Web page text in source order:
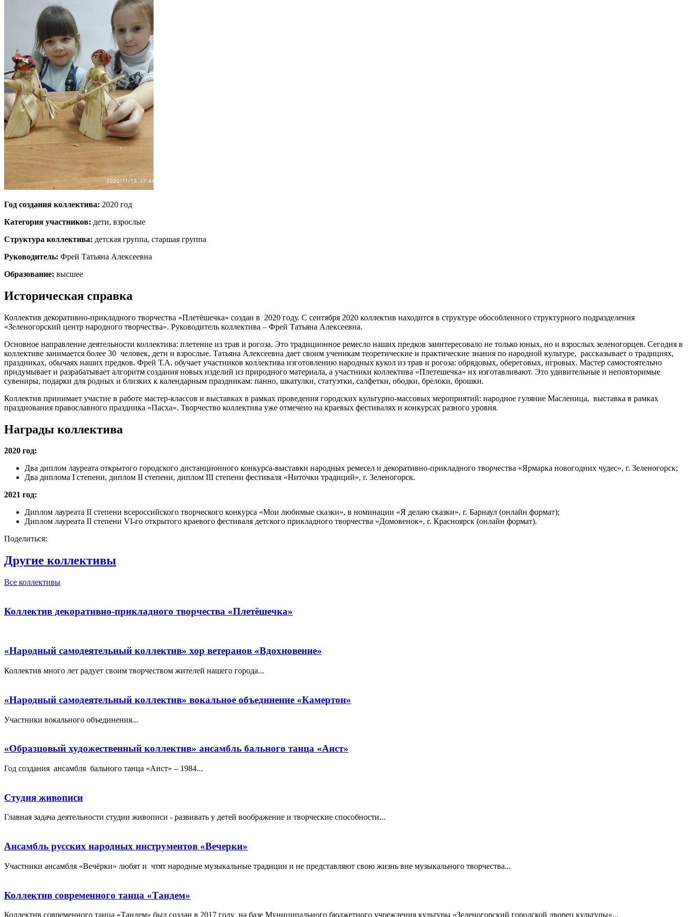
Год создания коллектива: 2020 год
Категория участников: дети, взрослые
Структура коллектива: детская группа, старшая группа
Руководитель: Фрей Татьяна Алексеевна
Образование: высшее
Историческая справка
Коллектив декоративно-прикладного творчества «Плетёшечка» создан в 2020 году. С сентября 2020 коллектив находится в структуре обособленного структурного подразделения
«Зеленогорский центр народного творчества». Руководитель коллектива – Фрей Татьяна Алексеевна.
Основное направление деятельности коллектива: плетение из трав и рогоза. Это традиционное ремесло наших предков заинтересовало не только юных, но и взрослых зеленогорцев. Сегодня в
коллективе занимается более 30 человек, дети и взрослые. Татьяна Алексеевна дает своим ученикам теоретические и практические знания по народной культуре, рассказывает о традициях,
праздниках, обычаях наших предков. Фрей Т.А. обучает участников коллектива изготовлению народных кукол из трав и рогоза: обрядовых, обереговых, игровых. Мастер самостоятельно
придумывает и разрабатывает алгоритм создания новых изделий из природного материала, а участники коллектива «Плетешечка» их изготавливают. Это удивительные и неповторимые
сувениры, подарки для родных и близких к календарным праздникам: панно, шкатулки, статуэтки, салфетки, ободки, брелоки, брошки.
Коллектив принимает участие в работе мастер-классов и выставках в рамках проведения городских культурно-массовых мероприятий: народное гуляние Масленица, выставка в рамках
празднования православного праздника «Пасха». Творчество коллектива уже отмечено на краевых фестивалях и конкурсах разного уровня.
Награды коллектива
2020 год:
Два диплом лауреата открытого городского дистанционного конкурса-выставки народных ремесел и декоративно-прикладного творчества «Ярмарка новогодних чудес», г. Зеленогорск;
Два диплома I степени, диплом II степени, диплом III степени фестиваля «Ниточки традиций», г. Зеленогорск.
2021 год:
Диплом лауреата II степени всероссийского творческого конкурса «Мои любимые сказки», в номинации «Я делаю сказки», г. Барнаул (онлайн формат);
Диплом лауреата II степени VI-го открытого краевого фестиваля детского прикладного творчества «Домовенок», г. Красноярск (онлайн формат).
Поделиться:
Другие коллективы
Все коллективы
Коллектив декоративно-прикладного творчества «Плетёшечка»
«Народный самодеятельный коллектив» хор ветеранов «Вдохновение»
Коллектив много лет радует своим творчеством жителей нашего города...
«Народный самодеятельный коллектив» вокальное объединение «Камертон»
Участники вокального объединения...
«Образцовый художественный коллектив» ансамбль бального танца «Аист»
Год создания ансамбля бального танца «Аист» – 1984...
Студия живописи
Главная задача деятельности студии живописи - развивать у детей воображение и творческие способности...
Ансамбль русских народных инструментов «Вечерки»
Участники ансамбля «Вечёрки» любят и чтят народные музыкальные традиции и не представляют свою жизнь вне музыкального творчества...
Коллектив современного танца «Тандем»
Коллектив современного танца «Тандем» был создан в 2017 году на базе Муниципального бюджетного учреждения культуры «Зеленогорский городской дворец культуры»...